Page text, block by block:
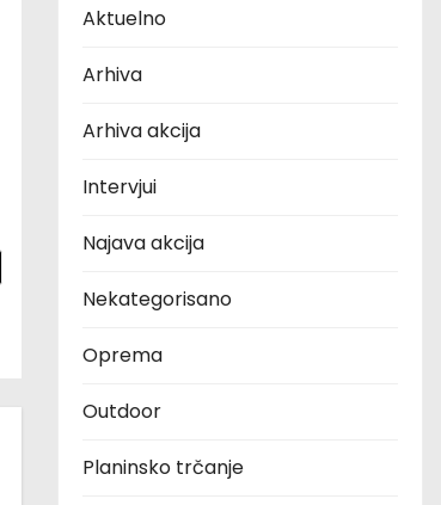
Aktuelno
Arhiva
Arhiva akcija
Intervjui
Najava akcija
Nekategorisano
Oprema
Outdoor
Planinsko trčanje